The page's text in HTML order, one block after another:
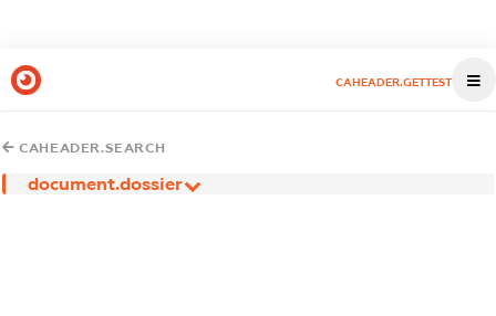
CAHEADER.GETTEST
CAHEADER.SEARCH
document.dossier